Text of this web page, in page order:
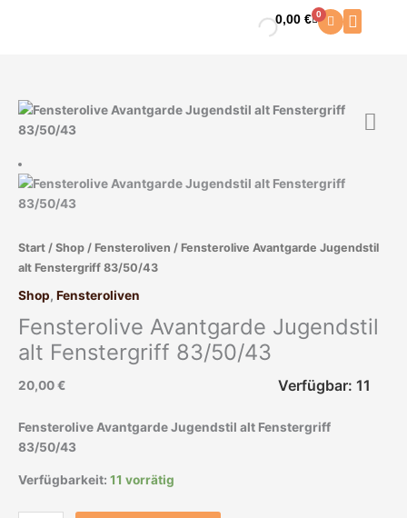
0,00€ 0
Warenkorb
Start / Shop / Fensteroliven / Fensterolive Avantgarde Jugendstil
alt Fenstergriff 83/50/43
Shop, Fensteroliven
Fensterolive Avantgarde Jugendstil
alt Fenstergriff 83/50/43
20,00€ Verfügbar: 11
Fensterolive Avantgarde Jugendstil alt Fenstergriff
83/50/43
Verfügbarkeit: 11 vorrätig
Fensterolive
Avantgarde
alt
Fenstergriff
83/50/43